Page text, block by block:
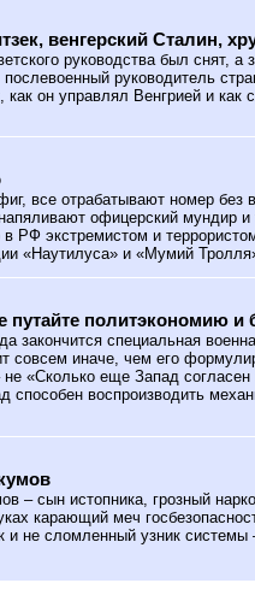
венгерский Сталин,
руководства был снят,
руководитель
он управлял Венгрией и как
все отрабатывают номер без
офицерский мундир
в РФ экстремистом и
«Наутилуса» и «Мумий
путайте политэкономию
закончится специальная
совсем иначе, чем его
«Сколько еще Запад
воспроизводить
– сын истопника, грозный
карающий меч
и не сломленный узник системы